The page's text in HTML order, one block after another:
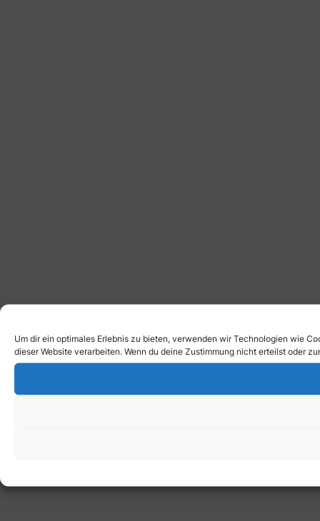
Um dir ein optimales Erlebnis zu bieten, verwenden wir Technologien wie
dieser Website verarbeiten. Wenn du deine Zustimmung nicht erteilst oder